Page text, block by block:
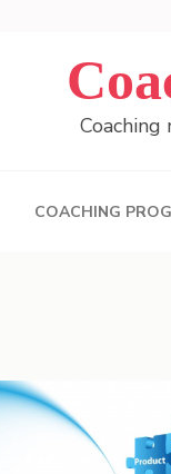
Coaching
COACHING